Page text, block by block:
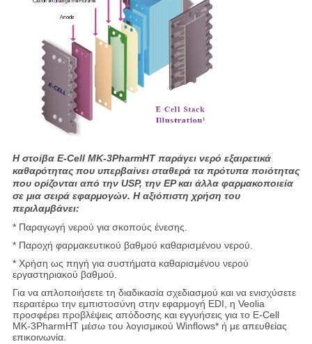
Η στοίβα E-Cell MK-3PharmHT παράγει νερό εξαιρετικά
καθαρότητας που υπερβαίνει σταθερά τα πρότυπα ποιότητας
που ορίζονται από την USP, την EP και άλλα φαρμακοποιεία
σε μια σειρά εφαρμογών. Η αξιόπιστη χρήση του
περιλαμβάνει:
* Παραγωγή νερού για σκοπούς ένεσης.
* Παροχή φαρμακευτικού βαθμού καθαρισμένου νερού.
* Χρήση ως πηγή για συστήματα καθαρισμένου νερού
εργαστηριακού βαθμού.
Για να απλοποιήσετε τη διαδικασία σχεδιασμού και να ενισχύσετε
περαιτέρω την εμπιστοσύνη στην εφαρμογή EDI, η Veolia
προσφέρει προβλέψεις απόδοσης και εγγυήσεις για το E-Cell
MK-3PharmHT μέσω του λογισμικού Winflows* ή με απευθείας
επικοινωνία.